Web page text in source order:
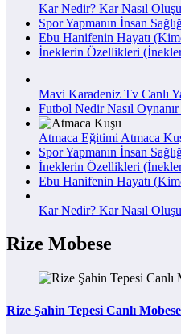
Kar Nedir? Kar Nasıl
Spor Yapmanın İnsan
Ebu Hanifenin Hayatı
İneklerin Özellikleri
Mavi Karadeniz Tv Canlı
Futbol Nedir Nasıl
Atmaca Eğitimi Atmaca
Spor Yapmanın İnsan
İneklerin Özellikleri
Ebu Hanifenin Hayatı
Kar Nedir? Kar Nasıl
Rize Mobese
Rize Şahin Tepesi Canlı